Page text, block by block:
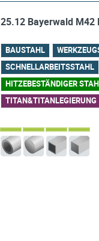
25.12 Bayerwald M42
BAUSTAHL
SCHNELLARBEITSSTAHL
HITZEBESTÄNDIGER
TITAN&TITANLEGIERUNG